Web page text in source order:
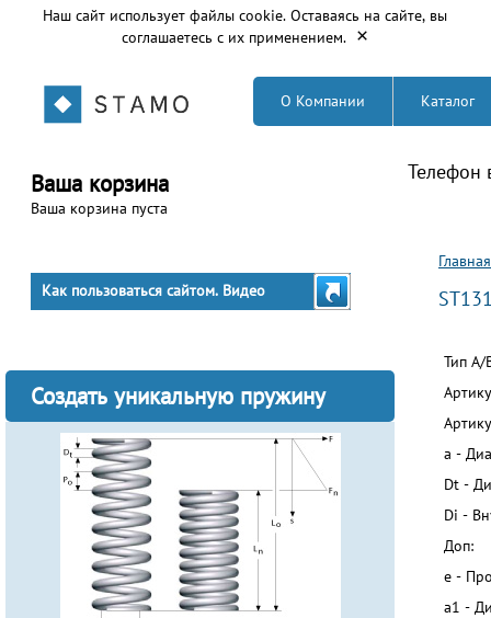
Наш сайт использует файлы cookie. Оставаясь на сайте, вы
соглашаетесь с их применением. ×
О Компании Каталог
Телефон
Ваша корзина
Ваша корзина пуста
Как пользоваться сайтом. Видео
Создать уникальную пружину
Вы
Главная
Тип A/
a -
Dt -
Di -
Доп:
e -
a1 -